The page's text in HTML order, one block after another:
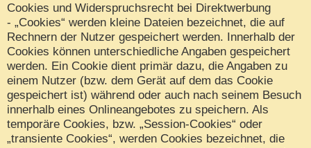
Cookies und Widerspruchsrecht bei Direktwerbung
- „Cookies“ werden kleine Dateien bezeichnet, die auf
Rechnern der Nutzer gespeichert werden. Innerhalb der
Cookies können unterschiedliche Angaben gespeichert
werden. Ein Cookie dient primär dazu, die Angaben zu
einem Nutzer (bzw. dem Gerät auf dem das Cookie
gespeichert ist) während oder auch nach seinem Besuch
innerhalb eines Onlineangebotes zu speichern. Als
temporäre Cookies, bzw. „Session-Cookies“ oder
„transiente Cookies“, werden Cookies bezeichnet, die